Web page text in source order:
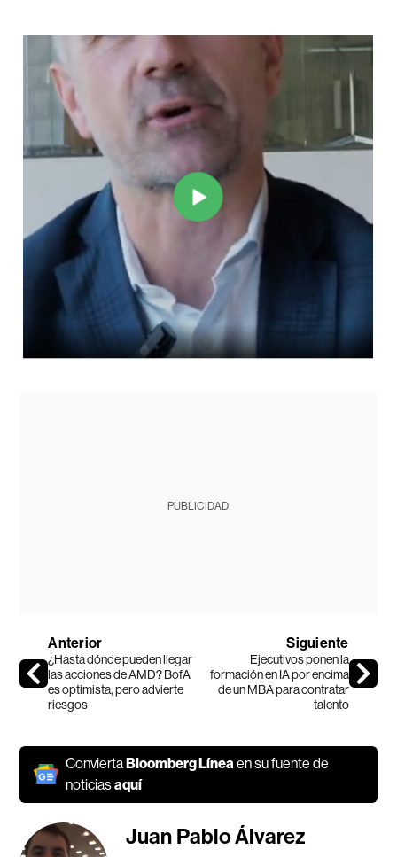
PUBLICIDAD
Anterior
¿Hasta dónde pueden llegar
las acciones de AMD? BofA
es optimista, pero advierte
riesgos
Siguiente
Ejecutivos ponen la
formación en IA por encima
de un MBA para contratar
talento
ConviertaBloomberg Línea en su fuente de
noticiasaquí
Juan Pablo Álvarez